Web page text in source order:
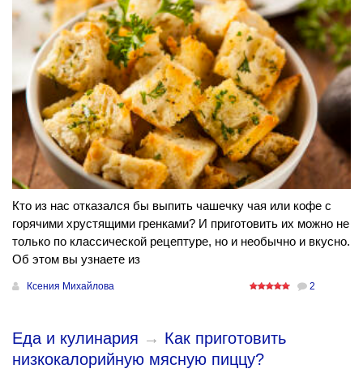
Кто из нас отказался бы выпить чашечку чая или кофе с
горячими хрустящими гренками? И приготовить их можно не
только по классической рецептуре, но и необычно и вкусно.
Об этом вы узнаете из
Ксения Михайлова 2
Еда и кулинария → Как приготовить
низкокалорийную мясную пиццу?